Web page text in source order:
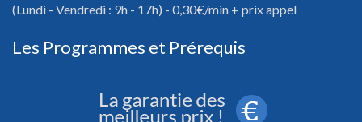
(Lundi - Vendredi : 9h - 17h) - 0,30€/min + prix appel
Les Programmes et Prérequis